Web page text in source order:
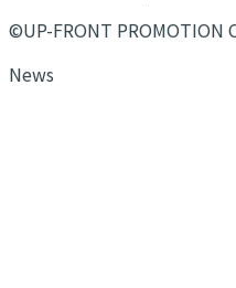
©UP-FRONT PROMOTION
News